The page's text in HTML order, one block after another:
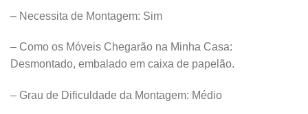
– Necessita de Montagem: Sim
– Como os Móveis Chegarão na Minha Casa:
Desmontado, embalado em caixa de papelão.
– Grau de Dificuldade da Montagem: Médio